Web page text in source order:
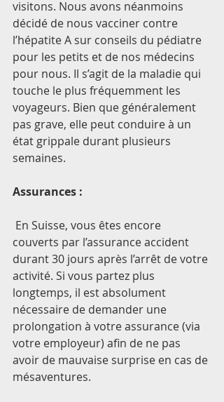
visitons. Nous avons néanmoins
décidé de nous vacciner contre
l’hépatite A sur conseils du pédiatre
pour les petits et de nos médecins
pour nous. Il s’agit de la maladie qui
touche le plus fréquemment les
voyageurs. Bien que généralement
pas grave, elle peut conduire à un
état grippale durant plusieurs
semaines.
Assurances :
couverts par l’assurance accident
durant 30 jours après l’arrêt de votre
activité. Si vous partez plus
longtemps, il est absolument
nécessaire de demander une
prolongation à votre assurance (via
votre employeur) afin de ne pas
avoir de mauvaise surprise en cas de
mésaventures.